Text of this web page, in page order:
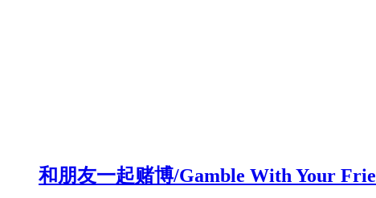
和朋友一起赌博/Gamble With Your